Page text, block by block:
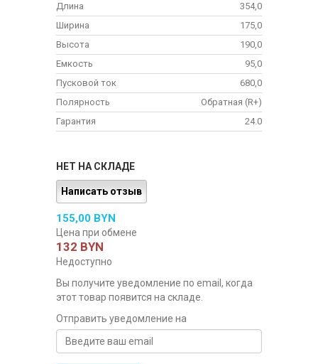
Длина
354,0
Ширина
175,0
Высота
190,0
Емкость
95,0
Пусковой ток
680,0
Полярность
Обратная (R+)
Гарантия
24.0
НЕТ НА СКЛАДЕ
Написать отзыв
155,00 BYN
Цена при обмене
132 BYN
Недоступно
Вы получите уведомление по email, когда
этот товар появится на складе.
Отправить уведомление на